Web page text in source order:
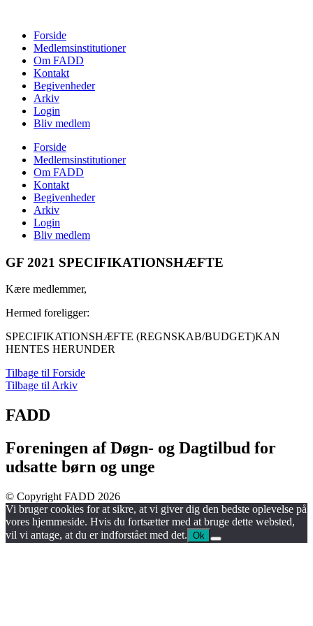
Forside
Medlemsinstitutioner
Om FADD
Kontakt
Begivenheder
Arkiv
Login
Bliv medlem
Forside
Medlemsinstitutioner
Om FADD
Kontakt
Begivenheder
Arkiv
Login
Bliv medlem
GF 2021 SPECIFIKATIONSHÆFTE
Kære medlemmer,
Hermed foreligger:
SPECIFIKATIONSHÆFTE (REGNSKAB/BUDGET)KAN
HENTES HERUNDER
Tilbage til Forside
Tilbage til Arkiv
FADD
Foreningen af Døgn- og Dagtilbud for
udsatte børn og unge
© Copyright FADD 2026
Vi bruger cookies for at sikre, at vi giver dig den bedste oplevelse på
vores hjemmeside. Hvis du fortsætter med at bruge dette websted,
vil vi antage, at du er indforstået med det. Ok